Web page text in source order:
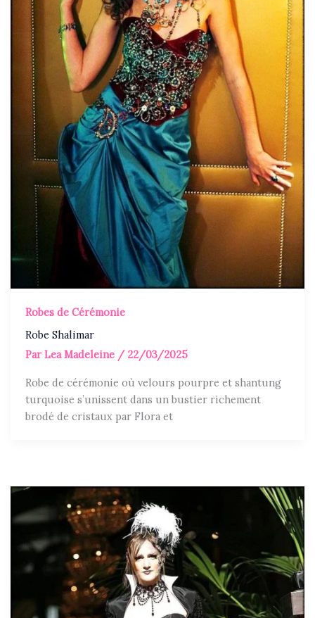
Robes de Cérémonie
Robe Shalimar
ParLea Madeleine / 22/03/2025
Robe de cérémonie où velours pourpre et shantung
turquoise s’unissent dans un bustier richement
brodé de cristaux par Flora et